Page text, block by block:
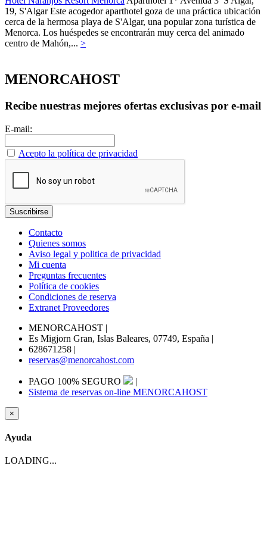
19, S'AlgarEste acogedor aparthotel goza de una práctica ubicación
cerca de la hermosa playa de S'Algar, una popular zona turística de
Menorca. Los huéspedes se encontrarán muy cerca del animado
centro de Mahón,... >
MENORCAHOST
Recibe nuestras mejores ofertas exclusivas por e-mail
E-mail:
Acepto la política de privacidad
Contacto
Quienes somos
Aviso legal y politica de privacidad
Mi cuenta
Preguntas frecuentes
Política de cookies
Condiciones de reserva
Extranet Proveedores
MENORCAHOST |
Es Migjorn Gran, Islas Baleares, 07749, España |
628671258 |
reservas@menorcahost.com
PAGO 100% SEGURO
|
Sistema de reservas on-line MENORCAHOST
×
Ayuda
LOADING...